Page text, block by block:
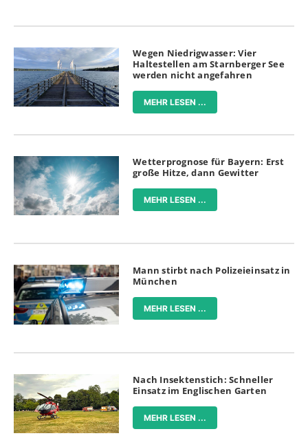
Wegen Niedrigwasser: Vier
Haltestellen am Starnberger See
werden nicht angefahren
MEHR LESEN ...
Wetterprognose für Bayern: Erst
große Hitze, dann Gewitter
MEHR LESEN ...
Mann stirbt nach Polizeieinsatz in
München
MEHR LESEN ...
Nach Insektenstich: Schneller
Einsatz im Englischen Garten
MEHR LESEN ...